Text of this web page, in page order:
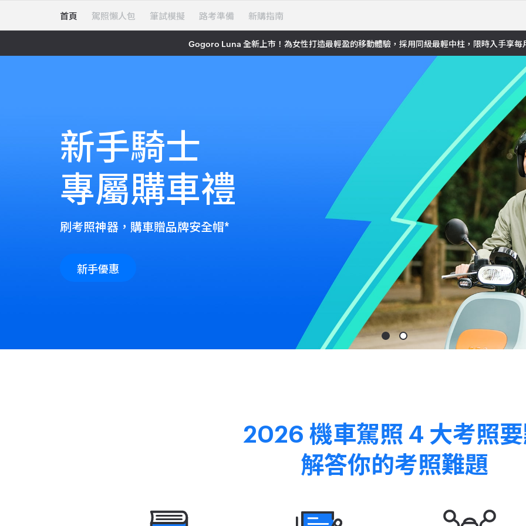
首頁 駕照懶人包 筆試模擬 路考準備 新購指南
Gogoro Luna 全新上市！為女性打造最輕盈的移動體驗，採用同級最輕中柱，限時入手享每
新手騎士
專屬購車禮
刷考照神器，購車贈品牌安全帽*
新手優惠
2026 機車駕照 4 大考照
解答你的考照難題